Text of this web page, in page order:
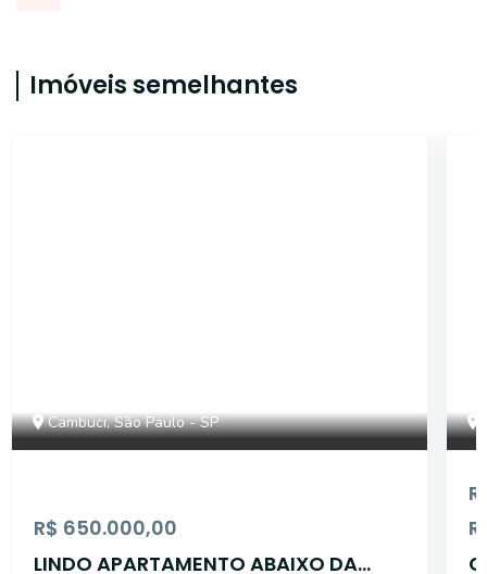
Imóveis semelhantes
Cambuci, São Paulo - SP
R$ 650.000,00
LINDO APARTAMENTO ABAIXO DA